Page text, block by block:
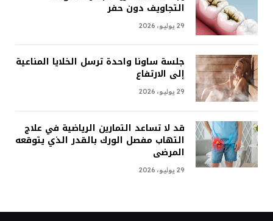
التجاويف دون حفر
29 يوليو، 2026
جلسة ساونا واحدة ترسل الخلايا المناعية
إلى الارتفاع
29 يوليو، 2026
قد لا تساعد التمارين الرياضية في علاج
التهاب مفصل الورك بالقدر الذي يتوقعه
المرضى
29 يوليو، 2026